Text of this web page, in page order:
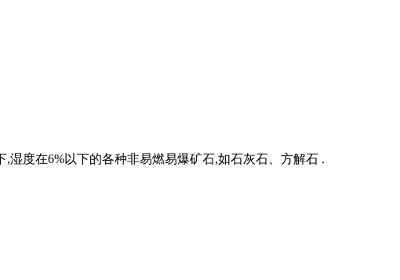
度在6%以下的各种非易燃易爆矿石,如石灰石、方解石 .